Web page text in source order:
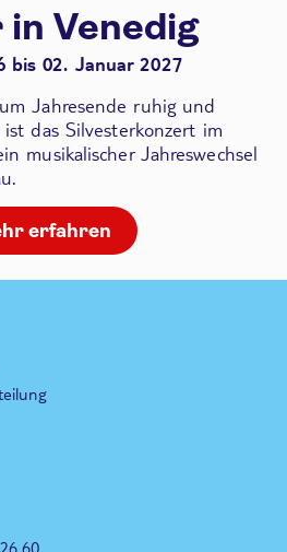
Venedig
bis 02. Januar 2027
Jahresende ruhig und
das Silvesterkonzert im
musikalischer Jahreswechsel
erfahren
60